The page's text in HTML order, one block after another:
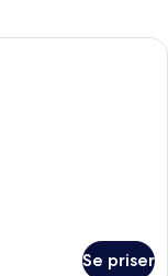
skrivebord og wi-fi
Se priser